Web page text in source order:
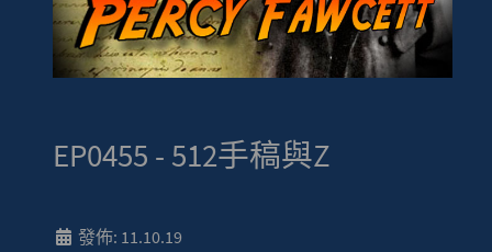
EP0455 - 512手稿與Z
發佈: 11.10.19